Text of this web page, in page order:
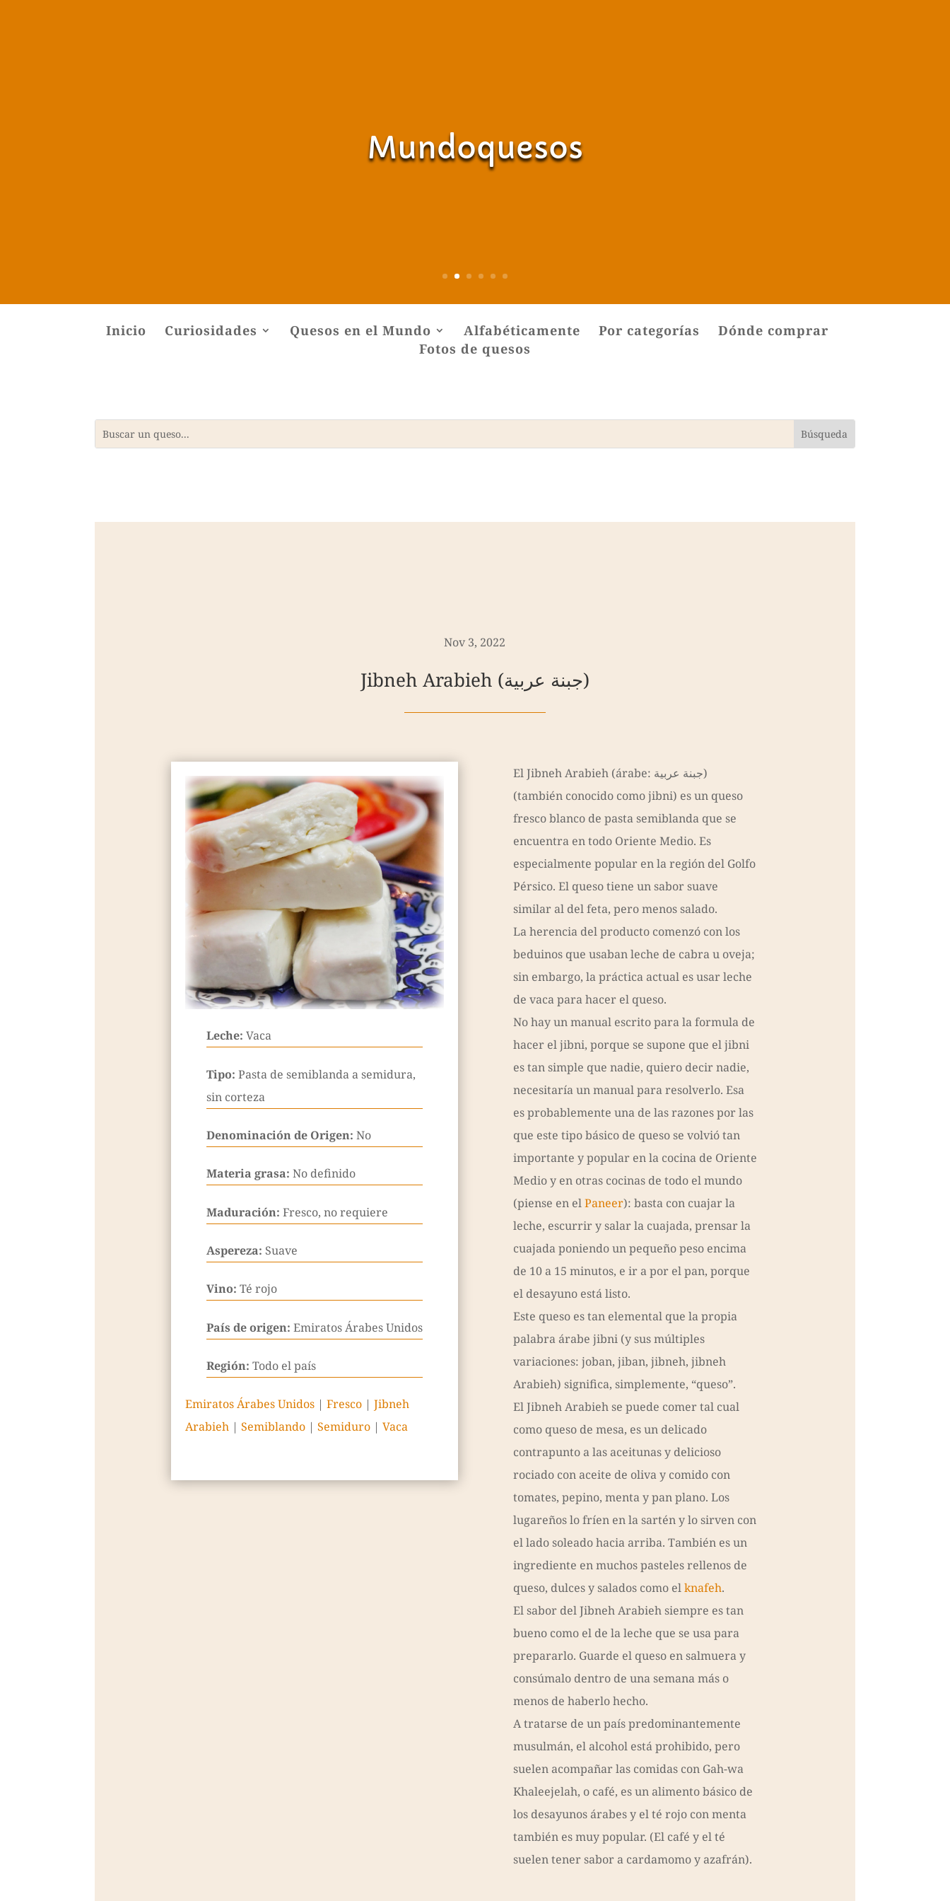
Mundoquesos
Inicio Curiosidades Quesos en el Mundo Alfabéticamente Por categorías
Dónde comprar
Fotos de quesos
Nov 3, 2022
Jibneh Arabieh (جبنة عربية)
Leche: Vaca
Tipo: Pasta de semiblanda a semidura,
sin corteza
Denominación de Origen: No
Materia grasa: No definido
Maduración: Fresco, no requiere
Aspereza: Suave
Vino: Té rojo
País de origen: Emiratos Árabes Unidos
Región: Todo el país
Emiratos Árabes Unidos| Fresco| Jibneh
Arabieh| Semiblando| Semiduro| Vaca
El Jibneh Arabieh (árabe: جبنة عربية)
(también conocido como jibni) es un queso
fresco blanco de pasta semiblanda que se
encuentra en todo Oriente Medio. Es
especialmente popular en la región del Golfo
Pérsico. El queso tiene un sabor suave
similar al del feta, pero menos salado.
La herencia del producto comenzó con los
beduinos que usaban leche de cabra u oveja;
sin embargo, la práctica actual es usar leche
de vaca para hacer el queso.
No hay un manual escrito para la formula de
hacer el jibni, porque se supone que el jibni
es tan simple que nadie, quiero decir nadie,
necesitaría un manual para resolverlo. Esa
es probablemente una de las razones por las
que este tipo básico de queso se volvió tan
importante y popular en la cocina de Oriente
Medio y en otras cocinas de todo el mundo
(piense en elPaneer): basta con cuajar la
leche, escurrir y salar la cuajada, prensar la
cuajada poniendo un pequeño peso encima
de 10 a 15 minutos, e ir a por el pan, porque
el desayuno está listo.
Este queso es tan elemental que la propia
palabra árabe jibni (y sus múltiples
variaciones: joban, jiban, jibneh, jibneh
Arabieh) significa, simplemente, “queso”.
El Jibneh Arabieh se puede comer tal cual
como queso de mesa, es un delicado
contrapunto a las aceitunas y delicioso
rociado con aceite de oliva y comido con
tomates, pepino, menta y pan plano. Los
lugareños lo fríen en la sartén y lo sirven con
el lado soleado hacia arriba. También es un
ingrediente en muchos pasteles rellenos de
queso, dulces y salados como elknafeh.
El sabor del Jibneh Arabieh siempre es tan
bueno como el de la leche que se usa para
prepararlo. Guarde el queso en salmuera y
consúmalo dentro de una semana más o
menos de haberlo hecho.
A tratarse de un país predominantemente
musulmán, el alcohol está prohibido, pero
suelen acompañar las comidas con Gah-wa
Khaleejelah, o café, es un alimento básico de
los desayunos árabes y el té rojo con menta
también es muy popular. (El café y el té
suelen tener sabor a cardamomo y azafrán).